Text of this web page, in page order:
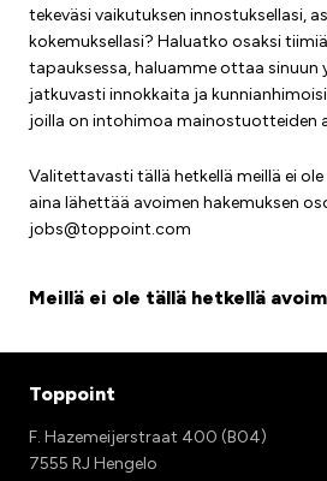
tekeväsi vaikutuksen innostuksellasi,
kokemuksellasi? Haluatko osaksi
tapauksessa, haluamme ottaa sinuun
jatkuvasti innokkaita ja
joilla on intohimoa mainostuotteiden
Valitettavasti tällä hetkellä meillä ei
aina lähettää avoimen hakemuksen
jobs@toppoint.com
Meillä ei ole tällä hetkellä
Toppoint
F. Hazemeijerstraat 400 (B04)
7555 RJ Hengelo